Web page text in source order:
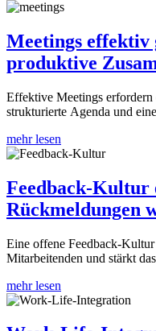
Meetings
produktive
Effektive Meetings
strukturierte Agenda und
mehr lesen
Feedback-Kultur
Rückmeldungen
Eine offene Feedback-
Mitarbeitenden und stärkt
mehr lesen